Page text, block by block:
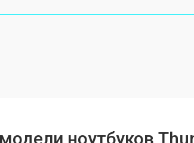
ноутбуков